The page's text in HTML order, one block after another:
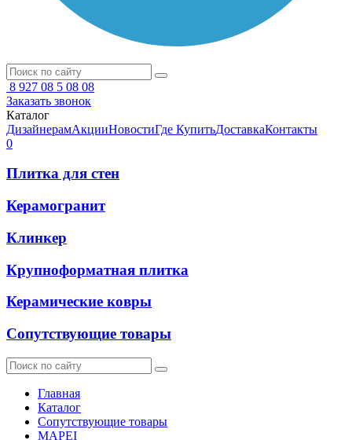
8 927 08 5 08 08
Заказать звонок
Каталог
ДизайнерамАкцииНовостиГде КупитьДоставкаКонтакты
0
Плитка для стен
Керамогранит
Клинкер
Крупноформатная плитка
Керамические ковры
Сопутствующие товары
Главная
Каталог
Сопутствующие товары
MAPEI